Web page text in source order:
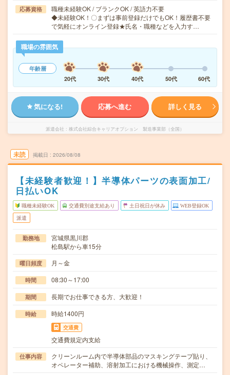
応募資格
職種未経験OK / ブランクOK / 英語力不要
◆未経験OK！〇まずは事前登録だけでもOK！履歴書不要
で気軽にオンライン登録★氏名・職種などを入力す…
職場の雰囲気
年齢層
20代
30代 40代 50代 60代
気になる! 応募へ進む 詳しく見る
派遣会社 株式会社綜合キャリアオプション 製造事業部（全国）
未読 掲載日 2026/08/08
【未経験者歓迎！】半導体パーツの表面加工/
日払いOK
職種未経験OK 交通費別途支給あり 土日祝日が休み WEB登録OK
派遣
勤務地
宮城県黒川郡
松島駅から車15分
曜日頻度 月～金
時間 08:30～17:00
期間 長期でお仕事できる方、大歓迎！
時給 時給1400円
交通費
交通費規定内支給
仕事内容
クリーンルーム内で半導体部品のマスキングテープ貼り、
オペレーター補助、溶射加工における機械操作、測定…